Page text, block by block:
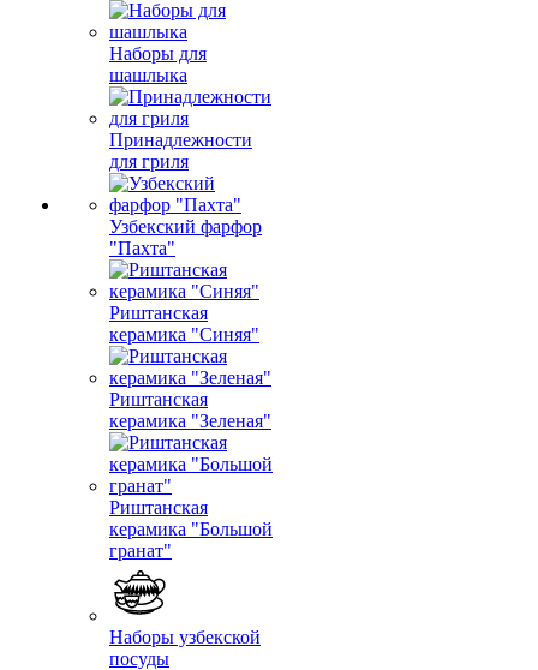
Наборы для
шашлыка
Принадлежности
для гриля
Узбекский фарфор
"Пахта"
Риштанская
керамика "Синяя"
Риштанская
керамика "Зеленая"
Риштанская
керамика "Большой
гранат"
Наборы узбекской
посуды